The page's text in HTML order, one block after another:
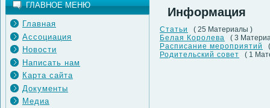
ГЛАВНОЕ МЕНЮ
Главная
Ассоциация
Новости
Написать нам
Карта сайта
Документы
Медиа
Информация
Статьи
( 25 Материалы )
Белая Королева
( 3
Расписание мероприятий
Родительский совет
( 1